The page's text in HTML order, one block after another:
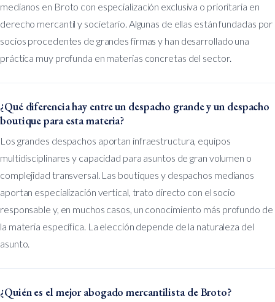
medianos en Broto con especialización exclusiva o prioritaria en
derecho mercantil y societario. Algunas de ellas están fundadas por
socios procedentes de grandes firmas y han desarrollado una
práctica muy profunda en materias concretas del sector.
¿Qué diferencia hay entre un despacho grande y un despacho
boutique para esta materia?
Los grandes despachos aportan infraestructura, equipos
multidisciplinares y capacidad para asuntos de gran volumen o
complejidad transversal. Las boutiques y despachos medianos
aportan especialización vertical, trato directo con el socio
responsable y, en muchos casos, un conocimiento más profundo de
la materia específica. La elección depende de la naturaleza del
asunto.
¿Quién es el mejor abogado mercantilista de Broto?